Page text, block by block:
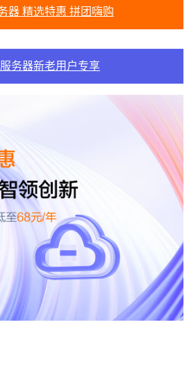
器 精选特惠 拼团嗨购
务器新老用户专享